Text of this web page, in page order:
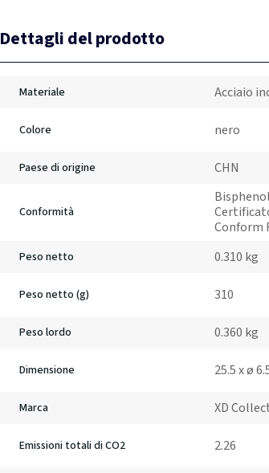
Dettagli del prodotto
Materiale Acciaio
Colore nero
Paese di origine CHN
Conformità
Conform
Peso netto 0.310 kg
Peso netto (g) 310
Peso lordo 0.360 kg
Dimensione 25.5 x ø
Marca XD
Emissioni totali di CO2 2.26